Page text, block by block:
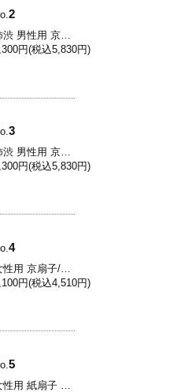
2
柿渋 男性用 京扇子/8.5寸柿渋扇子/濃紺 Ai31L
円(税込5,830円)
3
柿渋 男性用 京扇子/8.5寸柿渋扇子/柿色 Ai33L
円(税込5,830円)
4
円(税込4,510円)
5